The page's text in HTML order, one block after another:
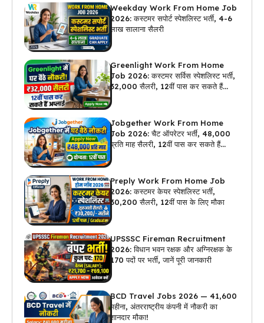
Weekday Work From Home Job
2026: कस्टमर सपोर्ट स्पेशलिस्ट भर्ती, 4-6
लाख सालाना सैलरी
Greenlight Work From Home
Job 2026: कस्टमर सर्विस स्पेशलिस्ट भर्ती,
₹32,000 सैलरी, 12वीं पास कर सकते हैं
Jobgether Work From Home
Job 2026: चैट ऑपरेटर भर्ती, ₹48,000
प्रति माह सैलरी, 12वीं पास कर सकते हैं
Preply Work From Home Job
2026: कस्टमर केयर स्पेशलिस्ट भर्ती,
₹30,200 सैलरी, 12वीं पास के लिए मौका
UPSSSC Fireman Recruitment
2026: विधान भवन रक्षक और अग्निरक्षक के
170 पदों पर भर्ती, जानें पूरी जानकारी
BCD Travel Jobs 2026 — ₹41,600
महीना, अंतरराष्ट्रीय कंपनी में नौकरी का
शानदार मौका!